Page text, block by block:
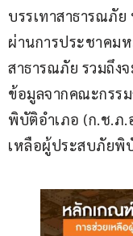
บรรเทาสาธารณภัย
ผ่านการประชาคม
สาธารณภัย รวมถึง
ข้อมูลจากคณะกรร
พิบัติอำเภอ (ก.ช.ภ.
เหลือผู้ประสบภัยพิ